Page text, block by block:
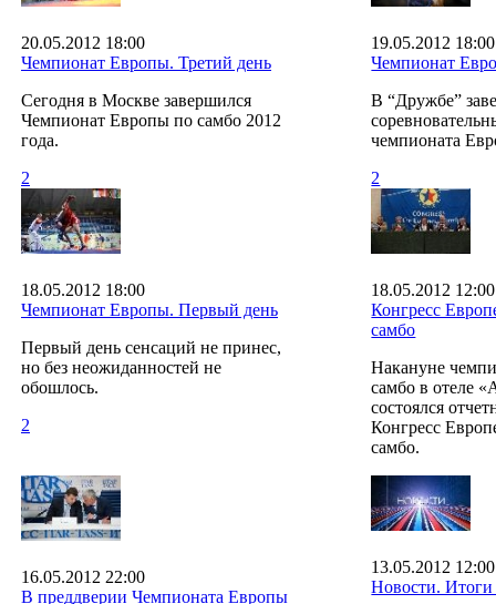
20.05.2012 18:00
Чемпионат Европы. Третий день
Сегодня в Москве завершился
Чемпионат Европы по самбо 2012
года.
2
19.05.2012 18:00
Чемпионат
В “Дружбе”
чемпионата
2
18.05.2012 18:00
Чемпионат Европы. Первый день
Первый день сенсаций не принес,
но без неожиданностей не
обошлось.
2
18.05.2012 12:00
Конгресс
самбо
Накануне
самбо в отеле
состоялся
Конгресс
самбо.
16.05.2012 22:00
В преддверии Чемпионата Европы
13.05.2012 12:00
Новости. Итоги